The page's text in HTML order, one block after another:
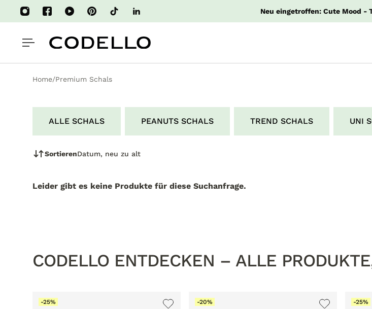
SPRINGEN Neu eingetroffen: Cute Mood -
Home/Premium Schals
ALLE SCHALS PEANUTS SCHALS TREND SCHALS UNI
SortierenDatum, neu zu alt
Leider gibt es keine Produkte für diese Suchanfrage.
CODELLO ENTDECKEN – ALLE
-25% -20% -25%